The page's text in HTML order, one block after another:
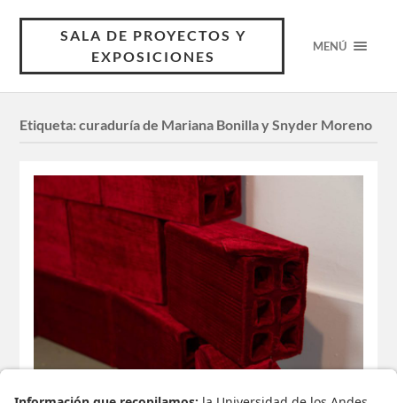
SALA DE PROYECTOS Y
EXPOSICIONES
MENÚ
Etiqueta:curaduría de Mariana Bonilla y Snyder Moreno